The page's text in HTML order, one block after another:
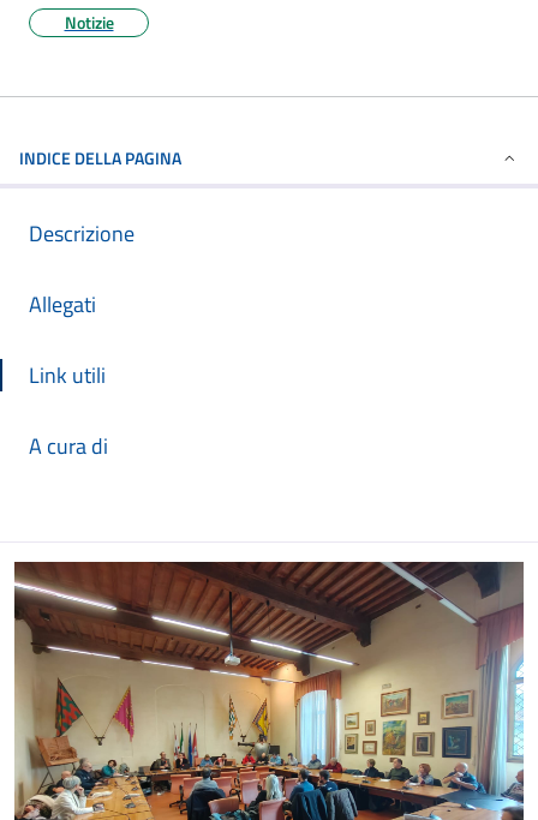
Notizie
INDICE DELLA PAGINA
Descrizione
Allegati
Link utili
A cura di